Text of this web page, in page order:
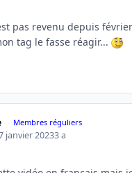
pas revenu depuis
tag le fasse réagir...
Membres réguliers
janvier 20233 a